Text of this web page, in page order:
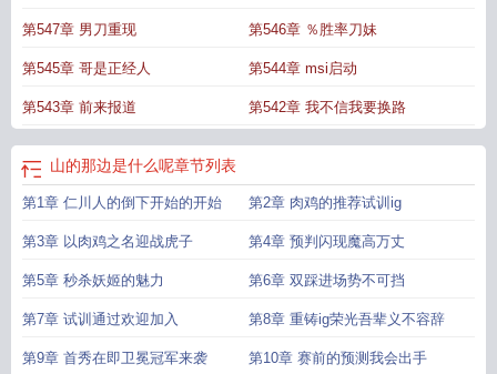
思山的那边歌山的那一边歌曲原唱 山的那边原唱山的那边还是山吗什么意
思山的那边作文山的那一边dj 山的那边的山的那边还是山歌词
第547章 男刀重现 第546章 ％胜率刀妹
第545章 哥是正经人 第544章 msi启动
第543章 前来报道 第542章 我不信我要换路
山的那边是什么呢章节列表
第1章 仁川人的倒下开始的开始 第2章 肉鸡的推荐试训ig
第3章 以肉鸡之名迎战虎子 第4章 预判闪现魔高万丈
第5章 秒杀妖姬的魅力 第6章 双踩进场势不可挡
第7章 试训通过欢迎加入 第8章 重铸ig荣光吾辈义不容辞
第9章 首秀在即卫冕冠军来袭 第10章 赛前的预测我会出手